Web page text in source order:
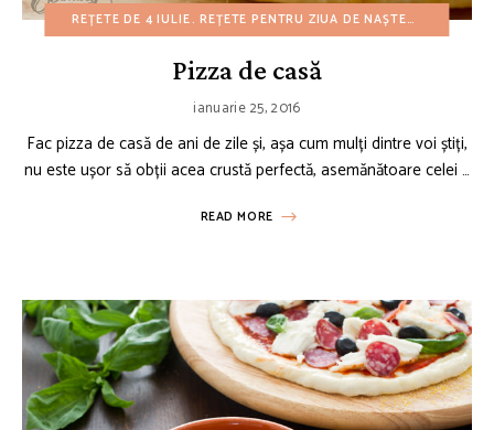
REȚETE DE 4 IULIE REȚETE PENTRU ZIUA DE NAȘTERE REȚETE
Pizza de casă
ianuarie 25, 2016
Fac pizza de casă de ani de zile și, așa cum mulți dintre voi știți,
nu este ușor să obții acea crustă perfectă, asemănătoare celei …
READ MORE